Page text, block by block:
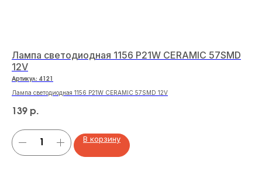
Лампа светодиодная 1156 P21W CERAMIC 57SMD
12V
Артикул: 4121
Лампа светодиодная 1156 P21W CERAMIC 57SMD 12V
139 р.
В корзину